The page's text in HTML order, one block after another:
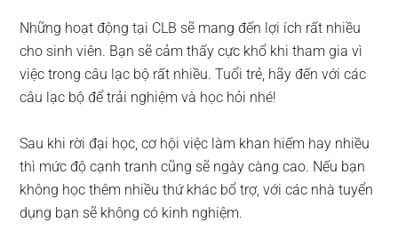
Những hoạt động tại CLB sẽ mang đến lợi ích rất nhiều
cho sinh viên. Bạn sẽ cảm thấy cực khổ khi tham gia vì
việc trong câu lạc bộ rất nhiều. Tuổi trẻ, hãy đến với các
câu lạc bộ để trải nghiệm và học hỏi nhé!
Sau khi rời đại học, cơ hội việc làm khan hiếm hay nhiều
thì mức độ cạnh tranh cũng sẽ ngày càng cao. Nếu bạn
không học thêm nhiều thứ khác bổ trợ, với các nhà tuyển
dụng bạn sẽ không có kinh nghiệm.